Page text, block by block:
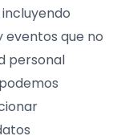
eventos que no
personal